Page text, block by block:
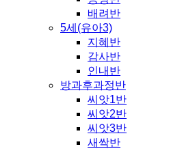
배려반
5세(유아3)
지혜반
감사반
인내반
방과후과정반
씨앗1반
씨앗2반
씨앗3반
새싹반